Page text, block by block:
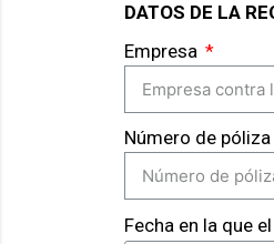
DATOS DE LA
Empresa
Número de póliza
Fecha en la que